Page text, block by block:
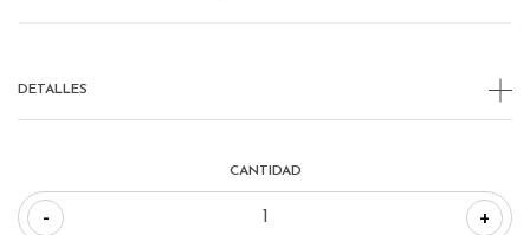
DETALLES
CANTIDAD
- +